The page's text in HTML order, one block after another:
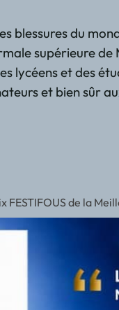
blessures du
et des
et bien sûr
FESTIFOUS de la